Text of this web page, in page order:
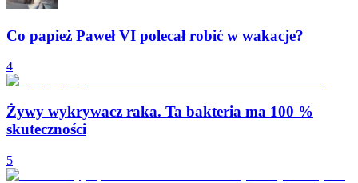
Co papież Paweł VI polecał robić w wakacje?
4
Żywy wykrywacz raka. Ta bakteria ma 100 %
skuteczności
5